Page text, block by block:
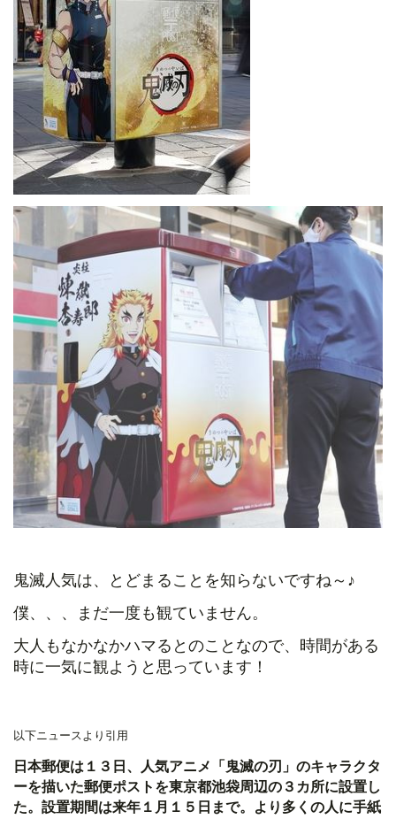
鬼滅人気は、とどまることを知らないですね～♪
僕、、、まだ一度も観ていません。
大人もなかなかハマるとのことなので、時間がある
時に一気に観ようと思っています！
以下ニュースより引用
日本郵便は１３日、人気アニメ「鬼滅の刃」のキャラクタ
ーを描いた郵便ポストを東京都池袋周辺の３カ所に設置し
た。設置期間は来年１月１５日まで。より多くの人に手紙